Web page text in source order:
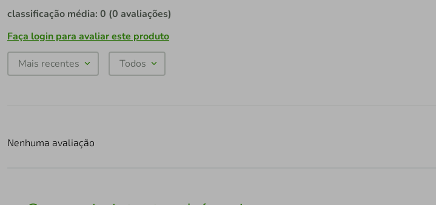
classificação média: 0 (0 avaliações)
Faça login para avaliar este produto
Mais recentes Todos
Nenhuma avaliação